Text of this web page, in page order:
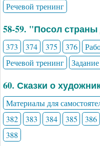
Речевой тренинг
58-59. "Посол страны
373 374 375 376
Речевой тренинг
60. Сказки о
Материалы для
382
383 384 385 386
388